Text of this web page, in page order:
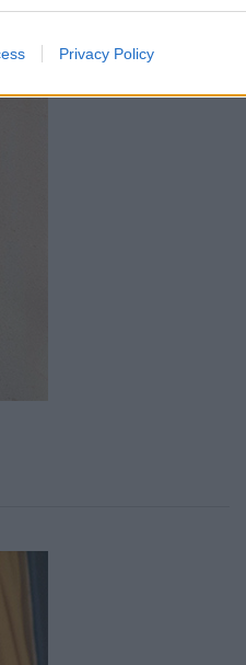
Privacy Policy